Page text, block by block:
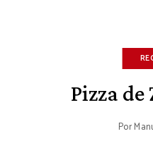
Pizza
Por